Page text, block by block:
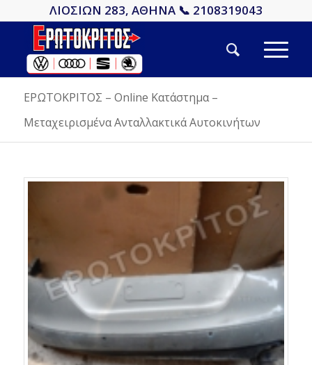
ΛΙΟΣΙΩΝ 283, ΑΘΗΝΑ 📞 2108319043
ΕΡΩΤΟΚΡΙΤΟΣ – Online Κατάστημα –
Μεταχειρισμένα Ανταλλακτικά Αυτοκινήτων